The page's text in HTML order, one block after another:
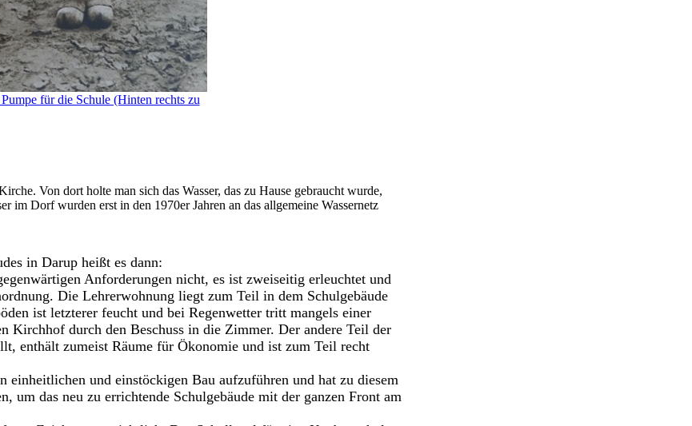
für die Schule (Hinten rechts zu
Von dort holte man sich das Wasser, das zu Hause gebraucht wurde,
im Dorf wurden erst in den 1970er Jahren an das allgemeine Wassernetz
in Darup heißt es dann:
Anforderungen nicht, es ist zweiseitig erleuchtet und
Die Lehrerwohnung liegt zum Teil in dem Schulgebäude
ist letzterer feucht und bei Regenwetter tritt mangels einer
Kirchhof durch den Beschuss in die Zimmer. Der andere Teil der
enthält zumeist Räume für Ökonomie und ist zum Teil recht
einheitlichen und einstöckigen Bau aufzuführen und hat zu diesem
um das neu zu errichtende Schulgebäude mit der ganzen Front am